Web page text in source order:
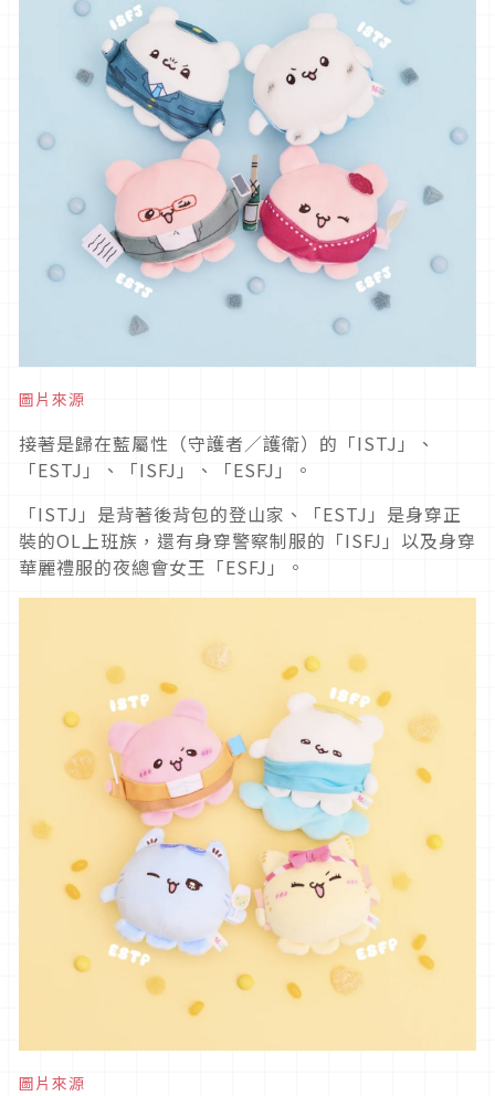
圖片來源
接著是歸在藍屬性（守護者／護衛）的「ISTJ」、
「ESTJ」、「ISFJ」、「ESFJ」。
「ISTJ」是背著後背包的登山家、「ESTJ」是身穿正
裝的OL上班族，還有身穿警察制服的「ISFJ」以及身穿
華麗禮服的夜總會女王「ESFJ」。
圖片來源